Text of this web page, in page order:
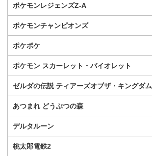
ポケモンレジェンズZ-A
ポケモンチャンピオンズ
ポケポケ
ポケモン スカーレット・バイオレット
ゼルダの伝説 ティアーズオブザ・キングダム
あつまれ どうぶつの森
デルタルーン
桃太郎電鉄2